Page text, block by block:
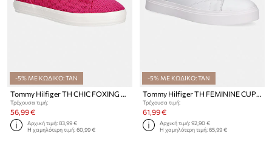
-5% ΜΕ ΚΩΔΙΚΟ: TAN
Tommy Hilfiger TH CHIC FOXING SNEAKER πάνινα sneakers Γυναικεία
Τρέχουσα τιμή:
56,99 €
Αρχική τιμή:83,99 €
Η χαμηλότερη τιμή:60,99 €
-5% ΜΕ ΚΩΔΙΚΟ: TAN
Tommy Hilfiger TH FEMININE CUPSOLE LEATHER πάνινα sneakers Γυναικεία
Τρέχουσα τιμή:
61,99 €
Αρχική τιμή:92,90 €
Η χαμηλότερη τιμή:65,99 €